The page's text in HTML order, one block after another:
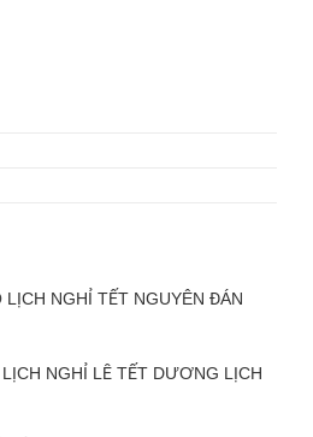
LỊCH NGHỈ TẾT NGUYÊN ĐÁN
NGHỈ LỄ TẾT DƯƠNG LỊCH